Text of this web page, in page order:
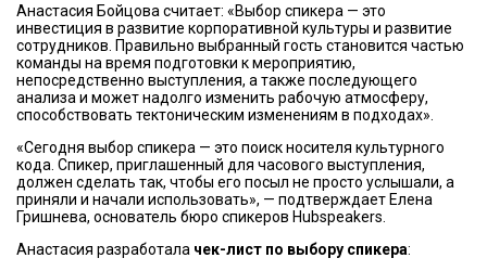
Анастасия Бойцова считает: «Выбор спикера — это
инвестиция в развитие корпоративной культуры и развитие
сотрудников. Правильно выбранный гость становится частью
команды на время подготовки к мероприятию,
непосредственно выступления, а также последующего
анализа и может надолго изменить рабочую атмосферу,
способствовать тектоническим изменениям в подходах».
«Сегодня выбор спикера — это поиск носителя культурного
кода. Спикер, приглашенный для часового выступления,
должен сделать так, чтобы его посыл не просто услышали, а
приняли и начали использовать», — подтверждает Елена
Гришнева, основатель бюро спикеров Hubspeakers.
Анастасия разработала чек-лист по выбору спикера: